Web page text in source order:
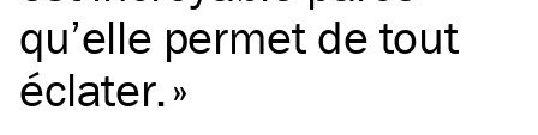
qu’elle permet de tout
éclater.